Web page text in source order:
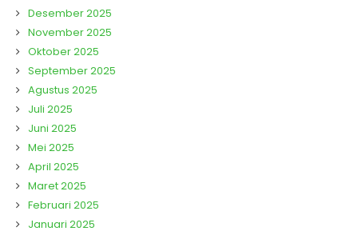
Desember 2025
November 2025
Oktober 2025
September 2025
Agustus 2025
Juli 2025
Juni 2025
Mei 2025
April 2025
Maret 2025
Februari 2025
Januari 2025